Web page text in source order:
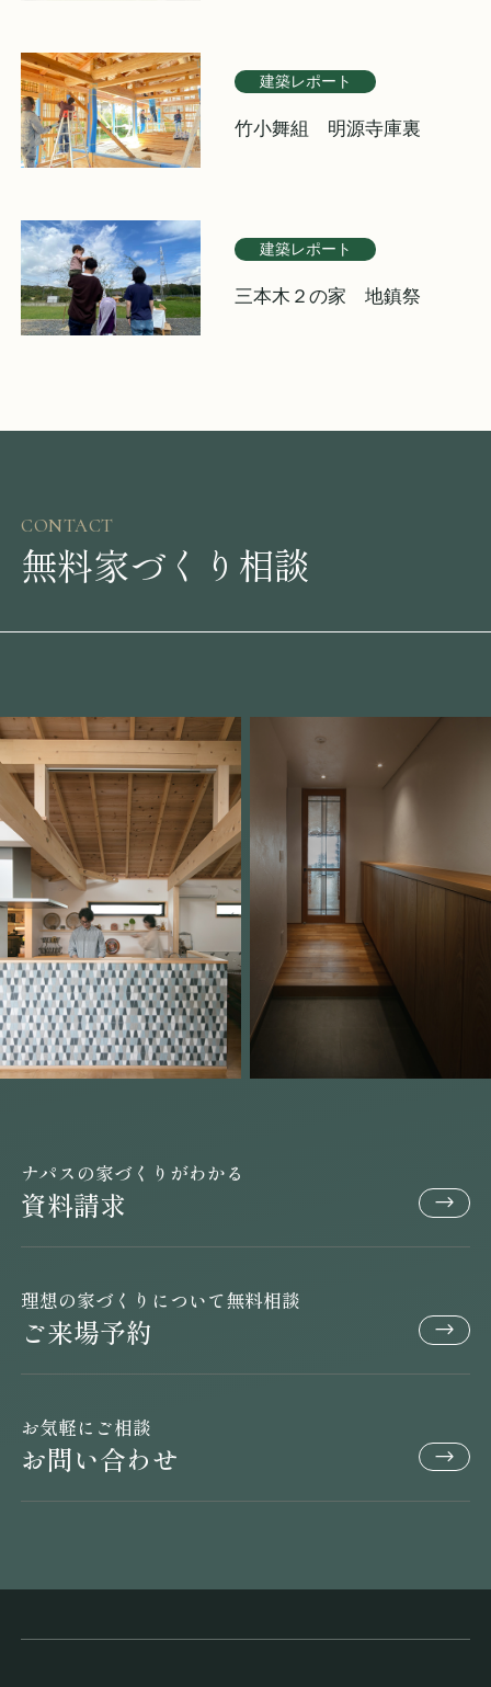
建築レポート
竹小舞組 明源寺庫裏
建築レポート
三本木２の家 地鎮祭
CONTACT
無料家づくり相談
ナパスの家づくりがわかる
資料請求
理想の家づくりについて無料相談
ご来場予約
お気軽にご相談
お問い合わせ